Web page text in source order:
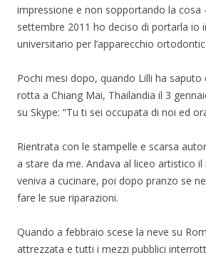
impressione e non sopportando la cosa
settembre 2011 ho deciso di portarla io
universitario per l’apparecchio
Pochi mesi dopo, quando Lilli ha saputo
rotta a Chiang Mai, Thailandia il 3
su Skype: “Tu ti sei occupata di noi ed
Rientrata con le stampelle e scarsa
a stare da me. Andava al liceo artistico
veniva a cucinare, poi dopo pranzo se
fare le sue riparazioni.
Quando a febbraio scese la neve su
attrezzata e tutti i mezzi pubblici